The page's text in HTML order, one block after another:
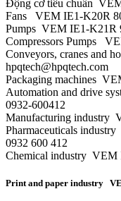
Động cơ tiêu chuẩn
Fans VEM IE1-K20R
Pumps VEM IE1-K21R
Compressors Pumps
Conveyors, cranes and
hpqtech@hpqtech.com
Packaging machines
Automation and drive
0932-600412
Manufacturing industry
Pharmaceuticals
0932 600 412
Chemical industry VEM
Print and paper industry